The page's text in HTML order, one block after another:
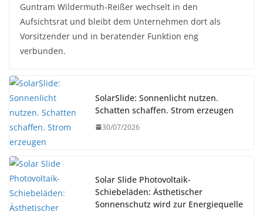
Guntram Wildermuth-Reißer wechselt in den
Aufsichtsrat und bleibt dem Unternehmen dort als
Vorsitzender und in beratender Funktion eng
verbunden.
SolarSlide: Sonnenlicht nutzen.
Schatten schaffen. Strom erzeugen
30/07/2026
Solar Slide Photovoltaik-
Schiebeläden: Ästhetischer
Sonnenschutz wird zur Energiequelle